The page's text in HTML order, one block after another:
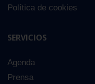
Política de cookies
SERVICIOS
Agenda
Prensa